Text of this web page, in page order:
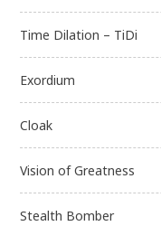
Time Dilation – TiDi
Exordium
Cloak
Vision of Greatness
Stealth Bomber